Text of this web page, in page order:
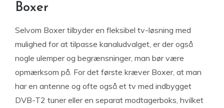
Boxer
Selvom Boxer tilbyder en fleksibel tv-løsning med
mulighed for at tilpasse kanaludvalget, er der også
nogle ulemper og begrænsninger, man bør være
opmærksom på. For det første kræver Boxer, at man
har en antenne og ofte også et tv med indbygget
DVB-T2 tuner eller en separat modtagerboks, hvilket